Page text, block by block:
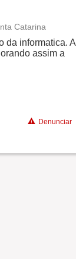
Catarina
da informatica. A
assim a
Denunciar